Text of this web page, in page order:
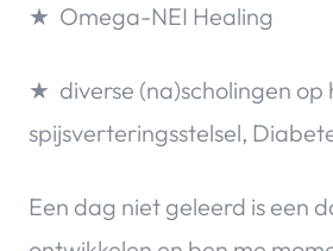
★ Omega-NEI Healing
★ diverse (na)scholingen op
spijsverteringsstelsel,
Een dag niet geleerd is een